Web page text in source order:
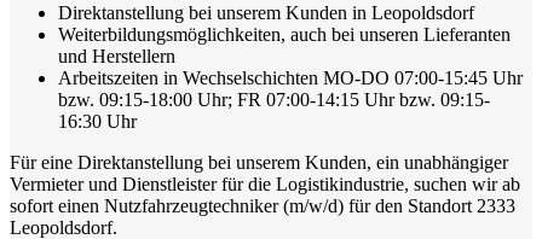
Direktanstellung bei unserem Kunden in Leopoldsdorf
Weiterbildungsmöglichkeiten, auch bei unseren Lieferanten
und Herstellern
Arbeitszeiten in Wechselschichten MO-DO 07:00-15:45 Uhr
bzw. 09:15-18:00 Uhr; FR 07:00-14:15 Uhr bzw. 09:15-
16:30 Uhr
Für eine Direktanstellung bei unserem Kunden, ein unabhängiger
Vermieter und Dienstleister für die Logistikindustrie, suchen wir ab
sofort einen Nutzfahrzeugtechniker (m/w/d) für den Standort 2333
Leopoldsdorf.